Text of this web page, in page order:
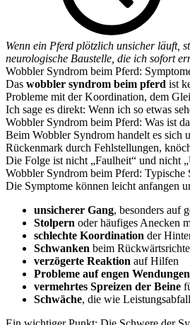
Wenn ein Pferd plötzlich unsicher läuft,
neurologische Baustelle, die ich sofort
Wobbler Syndrom beim Pferd:
Das wobbler syndrom beim pferd ist
Probleme mit der Koordination, dem
Ich sage es direkt: Wenn ich so etwas
Wobbler Syndrom beim Pferd: Was ist
Beim Wobbler Syndrom handelt es sich
Rückenmark durch Fehlstellungen,
Die Folge ist nicht „Faulheit“ und nicht
Wobbler Syndrom beim Pferd: Typische
Die Symptome können leicht anfangen
unsicherer Gang, besonders auf
Stolpern oder häufiges Anecken
schlechte Koordination der
Schwanken beim
verzögerte Reaktion auf Hilfen
Probleme auf engen Wendungen
vermehrtes Spreizen der Beine
Schwäche, die wie